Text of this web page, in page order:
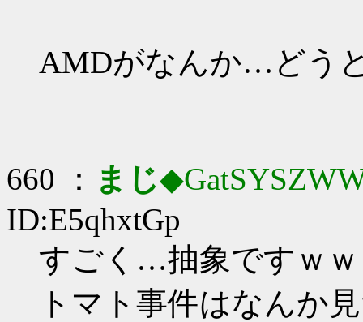
AMDがなんか…どう
660 ： まじ
ID:E5qhxtGp
すごく…抽象ですｗｗ
トマト事件はなんか